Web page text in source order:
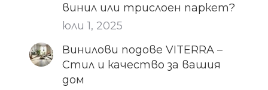
винил или трислоен паркет?
юли 1, 2025
Винилови подове VITERRA –
Стил и качество за вашия
дом